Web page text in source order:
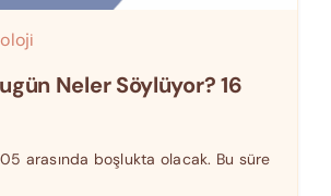
Neler Söylüyor? 16
arasında boşlukta olacak. Bu süre